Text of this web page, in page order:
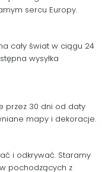
sercu Europy.
cały świat w ciągu 24
wysyłka
przez 30 dni od daty
mapy i dekoracje.
i odkrywać. Staramy
pochodzących z